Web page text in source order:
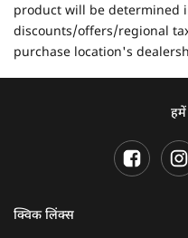
product will be determined
discounts/offers/regional
purchase location's
हमें
क्विक लिंक्स